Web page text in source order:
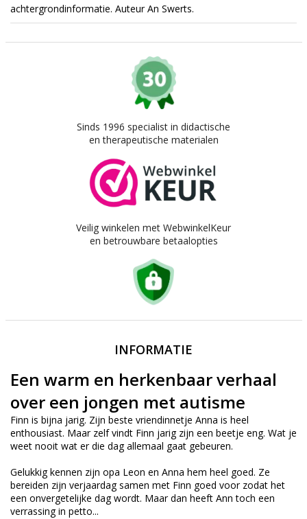
achtergrondinformatie. Auteur An Swerts.
Sinds 1996 specialist in didactische
en therapeutische materialen
Veilig winkelen met WebwinkelKeur
en betrouwbare betaalopties
INFORMATIE
Een warm en herkenbaar verhaal
over een jongen met autisme
Finn is bijna jarig. Zijn beste vriendinnetje Anna is heel
enthousiast. Maar zelf vindt Finn jarig zijn een beetje eng. Wat je
weet nooit wat er die dag allemaal gaat gebeuren.
Gelukkig kennen zijn opa Leon en Anna hem heel goed. Ze
bereiden zijn verjaardag samen met Finn goed voor zodat het
een onvergetelijke dag wordt. Maar dan heeft Ann toch een
verrassing in petto...